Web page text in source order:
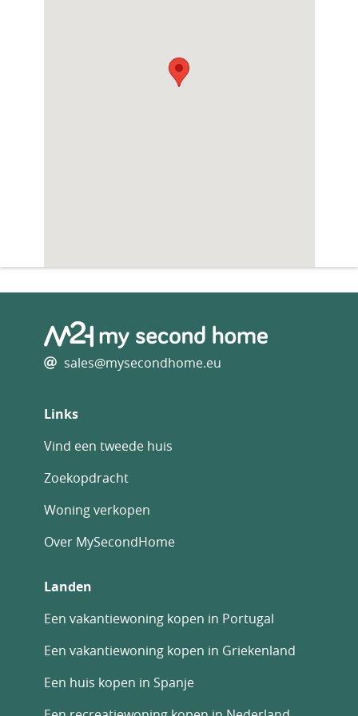
sales@mysecondhome.eu
Links
Vind een tweede huis
Zoekopdracht
Woning verkopen
Over MySecondHome
Landen
Een vakantiewoning kopen in Portugal
Een vakantiewoning kopen in Griekenland
Een huis kopen in Spanje